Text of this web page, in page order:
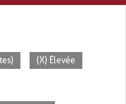
(X) Élevée